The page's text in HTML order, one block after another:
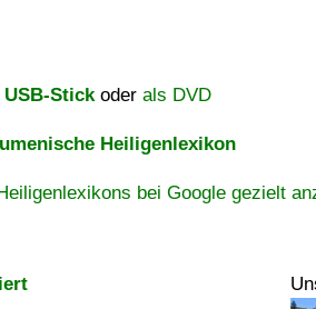
Stickoder als DVD
Heiligenlexikon
bei Google gezielt